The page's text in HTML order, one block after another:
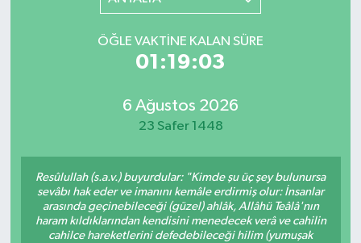
ÖĞLE VAKTINE KALAN SÜRE
01:19:03
6 Ağustos 2026
23 Safer 1448
Resûlullah (s.a.v.) buyurdular: "Kimde şu üç şey bulunursa
sevâbı hak eder ve imanını kemâle erdirmiş olur: İnsanlar
arasında geçinebileceği (güzel) ahlâk, Allâhü Teâlâ'nın
haram kıldıklarından kendisini menedecek verâ ve cahilin
cahilce hareketlerini defedebileceği hilim (yumuşak